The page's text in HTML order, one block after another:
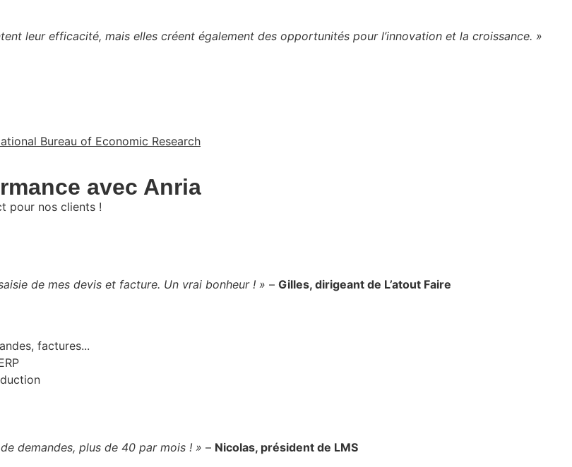
leur efficacité, mais elles créent également des opportunités pour l’innovation et la croissance. »
Bureau of Economic Research
avec Anria
pour nos clients !
de mes devis et facture. Un vrai bonheur ! » – Gilles, dirigeant de L’atout Faire
factures...
demandes, plus de 40 par mois ! » – Nicolas, président de LMS